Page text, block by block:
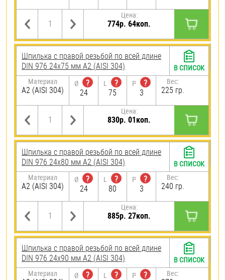
Цена:
774р. 64коп.
Шпилька с правой резьбой по всей длине
DIN 976 24х75 мм А2 (AISI 304)
Материал
А2 (AISI 304)
Ø
?
24
L
?
75
P
?
3
Вес:
225 гр.
Цена:
830р. 01коп.
В СПИСОК
Шпилька с правой резьбой по всей длине
DIN 976 24х80 мм А2 (AISI 304)
Материал
А2 (AISI 304)
Ø
?
24
L
?
80
P
?
3
Вес:
240 гр.
Цена:
885р. 27коп.
В СПИСОК
Шпилька с правой резьбой по всей длине
DIN 976 24х90 мм А2 (AISI 304)
Материал Ø
?
L
?
P
?
Вес:
В СПИСОК